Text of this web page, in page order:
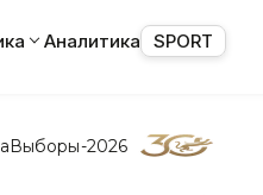
Аналитика SPORT
Выборы-2026